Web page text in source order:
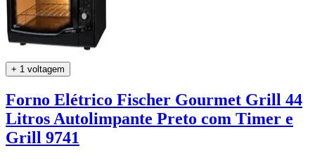
+ 1 voltagem
Forno Elétrico Fischer Gourmet Grill 44
Litros Autolimpante Preto com Timer e
Grill 9741